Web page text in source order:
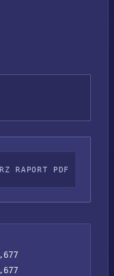
RAPORT PDF